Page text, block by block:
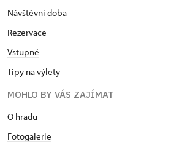
Návštěvní doba
Rezervace
Vstupné
Tipy na výlety
MOHLO BY VÁS ZAJÍMAT
O hradu
Fotogalerie